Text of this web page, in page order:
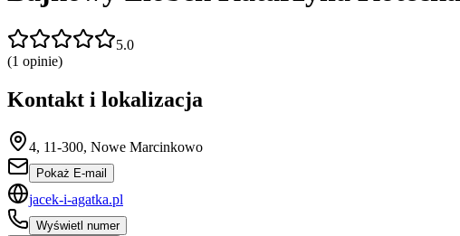
5.0
(1 opinie)
Kontakt i lokalizacja
4, 11-300, Nowe Marcinkowo
Pokaż E-mail
jacek-i-agatka.pl
Wyświetl numer